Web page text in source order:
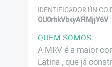
IDENTIFICADOR ÚNICO
OU0rhkVbkyAFlMjjV6V
QUEM SOMOS
A MRV é a maior
Latina , que já